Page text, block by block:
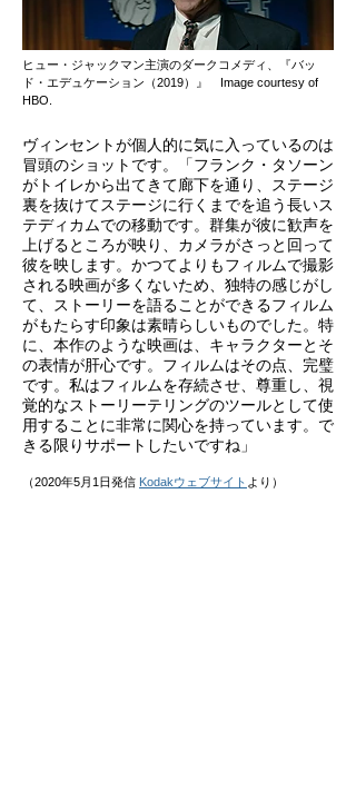
ヒュー・ジャックマン主演のダークコメディ、『バッ
ド・エデュケーション（2019）』 Image courtesy of
HBO.
ヴィンセントが個人的に気に入っているのは
冒頭のショットです。「フランク・タソーン
がトイレから出てきて廊下を通り、ステージ
裏を抜けてステージに行くまでを追う長いス
テディカムでの移動です。群集が彼に歓声を
上げるところが映り、カメラがさっと回って
彼を映します。かつてよりもフィルムで撮影
される映画が多くないため、独特の感じがし
て、ストーリーを語ることができるフィルム
がもたらす印象は素晴らしいものでした。特
に、本作のような映画は、キャラクターとそ
の表情が肝心です。フィルムはその点、完璧
です。私はフィルムを存続させ、尊重し、視
覚的なストーリーテリングのツールとして使
用することに非常に関心を持っています。で
きる限りサポートしたいですね」
（2020年5月1日発信 Kodakウェブサイト より）